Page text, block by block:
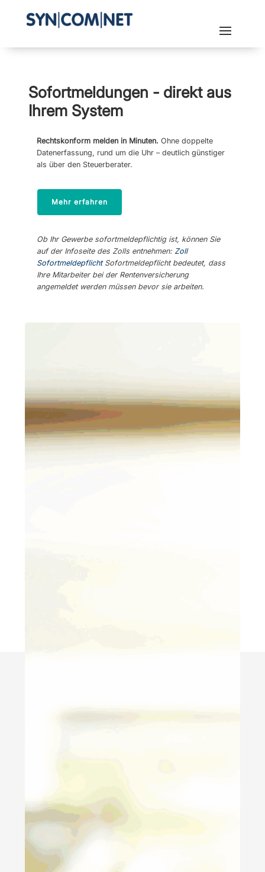
Sofortmeldungen - direkt aus
Ihrem System
Rechtskonform melden in Minuten. Ohne doppelte
Datenerfassung, rund um die Uhr – deutlich günstiger
als über den Steuerberater.
Mehr erfahren
Ob Ihr Gewerbe sofortmeldepflichtig ist, können Sie
auf der Infoseite des Zolls entnehmen: Zoll
SofortmeldepflichtSofortmeldepflicht bedeutet, dass
Ihre Mitarbeiter bei der Rentenversicherung
angemeldet werden müssen bevor sie arbeiten.